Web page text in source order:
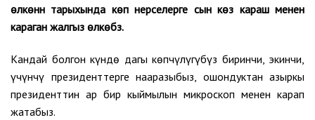
өлкөнүн тарыхында көп нерселерге сын көз караш менен
караган жалгыз өлкөбүз.
Кандай болгон күндө дагы көпчүлүгүбүз биринчи, экинчи,
үчүнчү президенттерге нааразыбыз, ошондуктан азыркы
президенттин ар бир кыймылын микроскоп менен карап
жатабыз.